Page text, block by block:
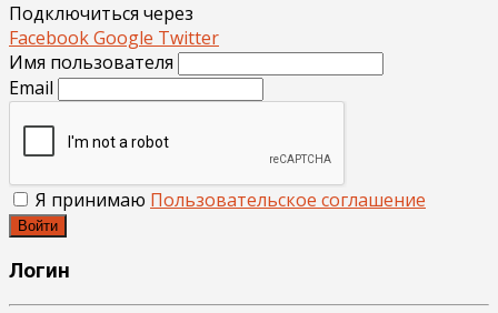
Подключиться через
FacebookGoogle Twitter
Имя пользователя
Email
Я принимаю Пользовательское соглашение
Войти
Логин